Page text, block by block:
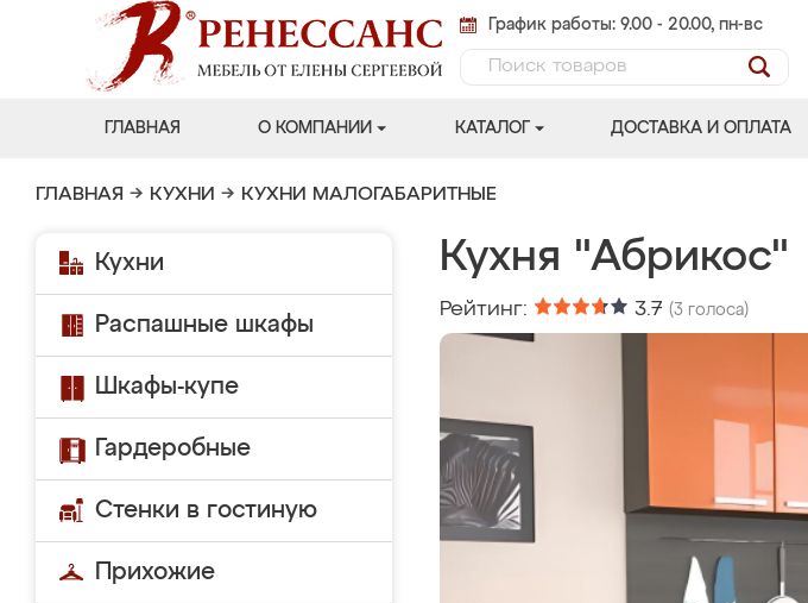
График работы: 9.00 - 20.00, пн-вс
ГЛАВНАЯ О КОМПАНИИ КАТАЛОГ ДОСТАВКА И ОПЛАТА
ГЛАВНАЯ → КУХНИ → КУХНИ МАЛОГАБАРИТНЫЕ
Кухни
Распашные шкафы
Шкафы-купе
Гардеробные
Стенки в гостиную
Прихожие
Кухня "Абрикос"
Рейтинг: 3.7 (3 голоса)